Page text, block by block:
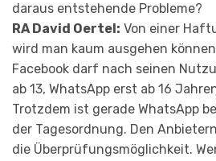
daraus entstehende Probleme?
RA David Oertel: Von einer
wird man kaum ausgehen
Facebook darf nach seinen
ab 13, WhatsApp erst ab 16
Trotzdem ist gerade WhatsApp
der Tagesordnung. Den
die Überprüfungsmöglichkeit.